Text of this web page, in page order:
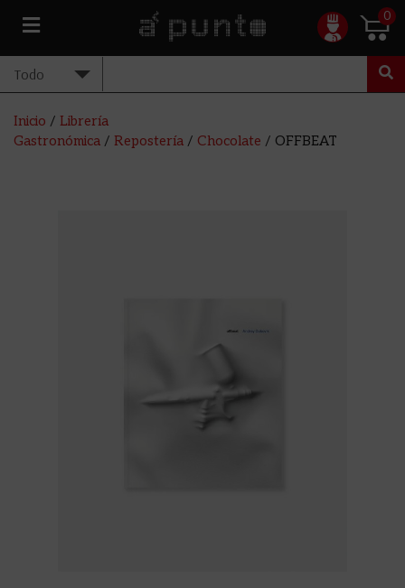
0
Inicio / Librería
Gastronómica / Repostería / Chocolate / OFFBEAT